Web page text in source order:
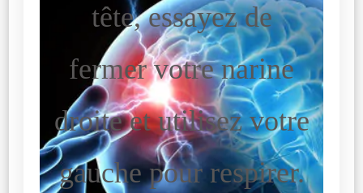
tête, essayez de
fermer votre narine
droite et utilisez votre
gauche pour respirer.